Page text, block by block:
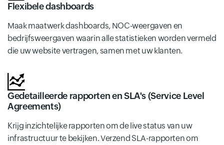
Flexibele dashboards
Maak maatwerk dashboards, NOC-weergaven en
bedrijfsweergaven waarin alle statistieken worden vermeld
die uw website vertragen, samen met uw klanten.
Gedetailleerde rapporten en SLA's (Service Level
Agreements)
Krijg inzichtelijke rapporten om de live status van uw
infrastructuur te bekijken. Verzend SLA-rapporten om